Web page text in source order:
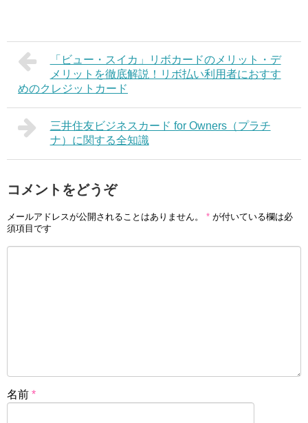
「ビュー・スイカ」リボカードのメリット・デ
メリットを徹底解説！リボ払い利用者におすす
めのクレジットカード
三井住友ビジネスカード for Owners（プラチ
ナ）に関する全知識
コメントをどうぞ
メールアドレスが公開されることはありません。 * が付いている欄は必
須項目です
名前 *